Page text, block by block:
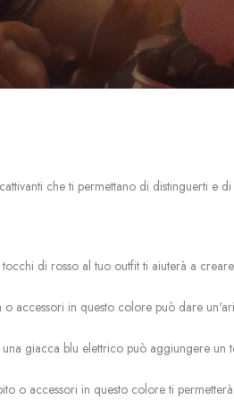
che ti permettano di distinguerti e di
di rosso al tuo outfit ti aiuterà a
accessori in questo colore può dare
giacca blu elettrico può aggiungere
o accessori in questo colore ti